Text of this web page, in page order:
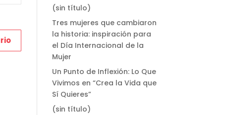
(sin título)
Tres mujeres que cambiaron
la historia: inspiración para
el Día Internacional de la
Mujer
Un Punto de Inflexión: Lo Que
Vivimos en “Crea la Vida que
Sí Quieres”
(sin título)